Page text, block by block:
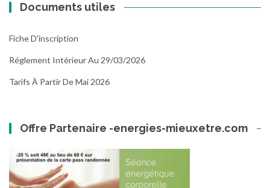
Documents utiles
Fiche D'inscription
Réglement Intérieur Au 29/03/2026
Tarifs À Partir De Mai 2026
Offre Partenaire -energies-mieuxetre.com